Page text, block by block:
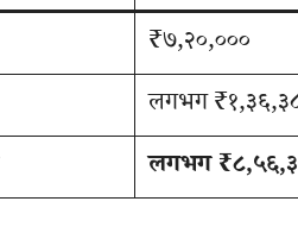
₹७,२०,०००
लगभग
लगभग